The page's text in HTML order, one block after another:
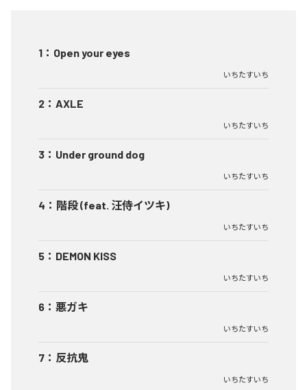
1 ： Open your eyes
いちたすいち
2 ： AXLE
いちたすいち
3 ： Under ground dog
いちたすいち
4 ： 階段 (feat. 汪侍イツキ)
いちたすいち
5 ： DEMON KISS
いちたすいち
6 ： 悪ガキ
いちたすいち
7 ： 反抗鬼
いちたすいち